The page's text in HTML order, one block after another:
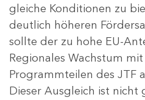
gleiche Konditionen zu
deutlich höheren
sollte der zu hohe EU-
Regionales Wachstum
Programmteilen des JTF
Dieser Ausgleich ist nicht